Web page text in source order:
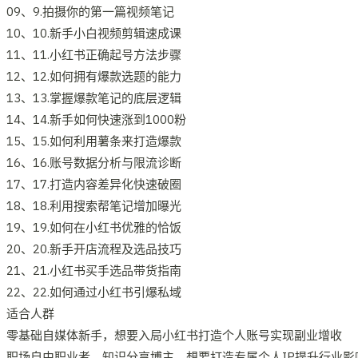
09、9.拍摄你的第一篇视频笔记
10、10.新手小白视频剪辑速成课
11、11.小红书正确起号方法步骤
12、12.如何拥有爆款选题的能力
13、13.掌握爆款笔记的底层逻辑
14、14.新手如何快速涨到1000粉
15、15.如何利用薯条来打造爆款
16、16.账号数据分析与限流诊断
17、17.打造内容差异化快速破圈
18、18.利用搜索帮笔记增加曝光
19、19.如何在小红书优雅的恰饭
20、20.新手开店流程及选品技巧
21、21.小红书买手选品带货指南
22、22.如何通过小红书引爆私域
适合人群
零基础自媒体新手，想要入局小红书打造个人账号实现副业增收